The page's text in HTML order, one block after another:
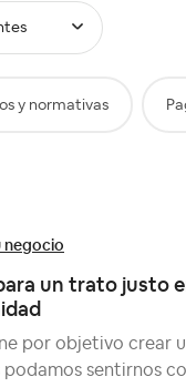
y normativas
negocio
un trato justo
por objetivo crear
sentirnos